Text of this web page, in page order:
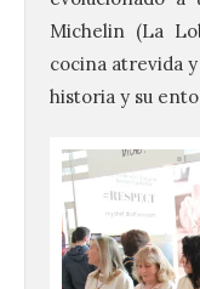
Michelin (La
cocina atrevida
historia y su